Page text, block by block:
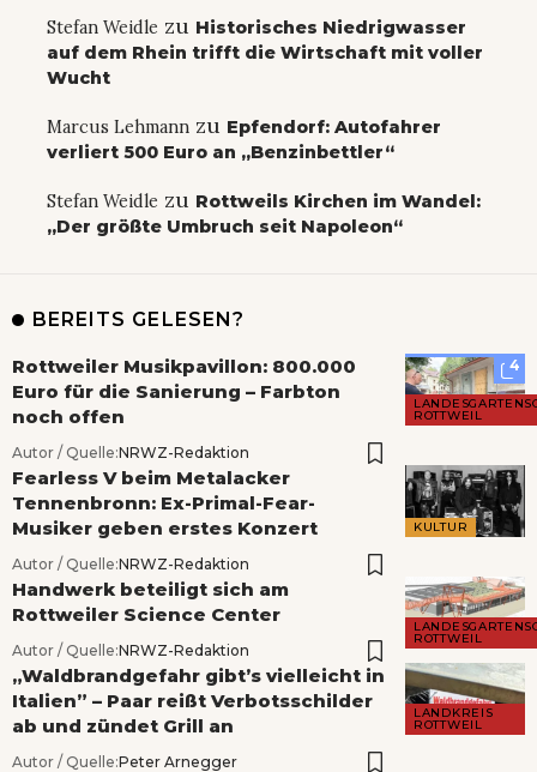
Stefan Weidle zu Historisches Niedrigwasser
auf dem Rhein trifft die Wirtschaft mit voller
Wucht
Marcus Lehmann zu Epfendorf: Autofahrer
verliert 500 Euro an „Benzinbettler“
Stefan Weidle zu Rottweils Kirchen im Wandel:
„Der größte Umbruch seit Napoleon“
BEREITS GELESEN?
4
ROTTWEIL
Rottweiler Musikpavillon: 800.000
Euro für die Sanierung – Farbton
noch offen
Autor / Quelle:NRWZ-Redaktion
KULTUR
Fearless V beim Metalacker
Tennenbronn: Ex-Primal-Fear-
Musiker geben erstes Konzert
Autor / Quelle:NRWZ-Redaktion
ROTTWEIL
Handwerk beteiligt sich am
Rottweiler Science Center
Autor / Quelle:NRWZ-Redaktion
LANDKREIS
ROTTWEIL
„Waldbrandgefahr gibt’s vielleicht in
Italien” – Paar reißt Verbotsschilder
ab und zündet Grill an
Autor / Quelle:Peter Arnegger